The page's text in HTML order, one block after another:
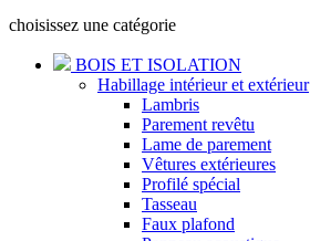
choisissez une catégorie
BOIS ET ISOLATION
Habillage intérieur et extérieur
Lambris
Parement revêtu
Lame de parement
Vêtures extérieures
Profilé spécial
Tasseau
Faux plafond